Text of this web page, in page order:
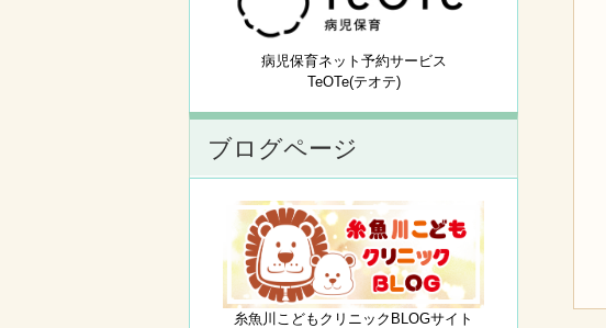
病児保育ネット予約サービス
TeOTe(テオテ)
ブログページ
糸魚川こどもクリニックBLOGサイト